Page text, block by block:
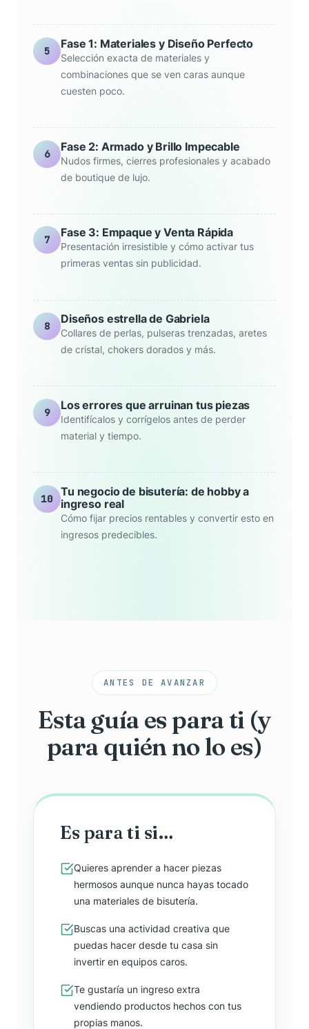
5
Fase 1: Materiales y Diseño Perfecto
Selección exacta de materiales y
combinaciones que se ven caras aunque
cuesten poco.
6
Fase 2: Armado y Brillo Impecable
Nudos firmes, cierres profesionales y acabado
de boutique de lujo.
7
Fase 3: Empaque y Venta Rápida
Presentación irresistible y cómo activar tus
primeras ventas sin publicidad.
8
Diseños estrella de Gabriela
Collares de perlas, pulseras trenzadas, aretes
de cristal, chokers dorados y más.
9
Los errores que arruinan tus piezas
Identifícalos y corrígelos antes de perder
material y tiempo.
10
Tu negocio de bisutería: de hobby a
ingreso real
Cómo fijar precios rentables y convertir esto en
ingresos predecibles.
ANTES DE AVANZAR
Esta guía es para ti (y
para quién no lo es)
Es para ti si…
Quieres aprender a hacer piezas
hermosos aunque nunca hayas tocado
una materiales de bisutería.
Buscas una actividad creativa que
puedas hacer desde tu casa sin
invertir en equipos caros.
Te gustaría un ingreso extra
vendiendo productos hechos con tus
propias manos.